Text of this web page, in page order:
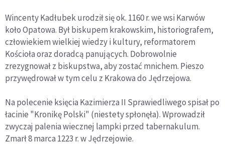
Wincenty Kadłubek urodził się ok. 1160 r. we wsi Karwów
koło Opatowa. Był biskupem krakowskim, historiografem,
człowiekiem wielkiej wiedzy i kultury, reformatorem
Kościoła oraz doradcą panujących. Dobrowolnie
zrezygnował z biskupstwa, aby zostać mnichem. Pieszo
przywędrował w tym celu z Krakowa do Jędrzejowa.
Na polecenie księcia Kazimierza II Sprawiedliwego spisał po
łacinie "Kronikę Polski" (niestety spłonęła). Wprowadził
zwyczaj palenia wiecznej lampki przed tabernakulum.
Zmarł 8 marca 1223 r. w Jędrzejowie.